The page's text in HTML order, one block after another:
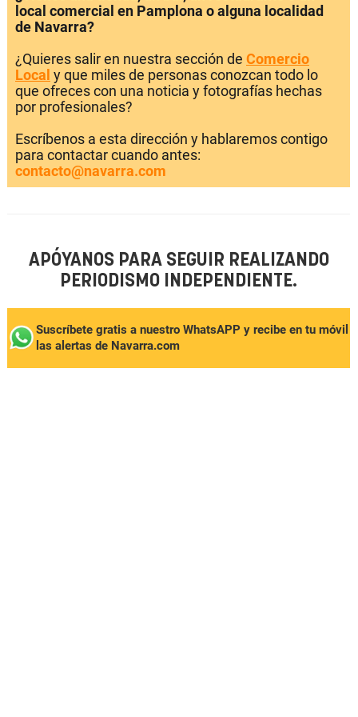
local comercial en Pamplona o alguna localidad
de Navarra?
¿Quieres salir en nuestra sección de Comercio
Local y que miles de personas conozcan todo lo
que ofreces con una noticia y fotografías hechas
por profesionales?
Escríbenos a esta dirección y hablaremos contigo
para contactar cuando antes:
contacto@navarra.com
APÓYANOS PARA SEGUIR REALIZANDO
PERIODISMO INDEPENDIENTE.
Suscríbete gratis a nuestro WhatsAPP y recibe en tu móvil
las alertas de Navarra.com